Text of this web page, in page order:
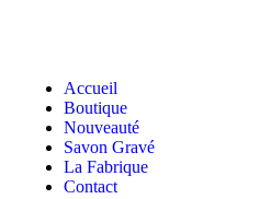
Accueil
Boutique
Nouveauté
Savon Gravé
La Fabrique
Contact